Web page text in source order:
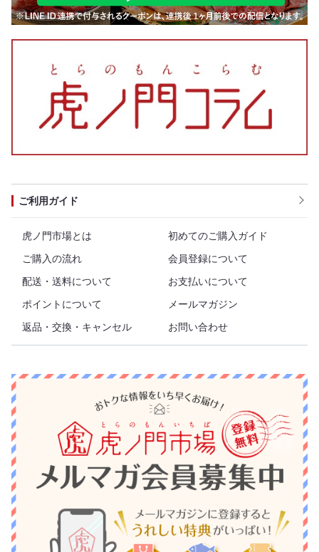
ご利用ガイド
虎ノ門市場とは
初めてのご購入ガイド
ご購入の流れ
会員登録について
配送・送料について
お支払いについて
ポイントについて
メールマガジン
返品・交換・キャンセル
お問い合わせ